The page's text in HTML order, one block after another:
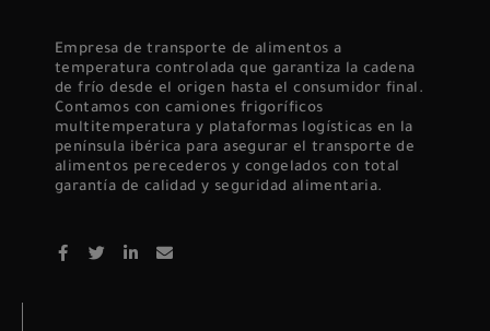
Empresa de transporte de alimentos a
temperatura controlada que garantiza la cadena
de frío desde el origen hasta el consumidor final.
Contamos con camiones frigoríficos
multitemperatura y plataformas logísticas en la
península ibérica para asegurar el transporte de
alimentos perecederos y congelados con total
garantía de calidad y seguridad alimentaria.